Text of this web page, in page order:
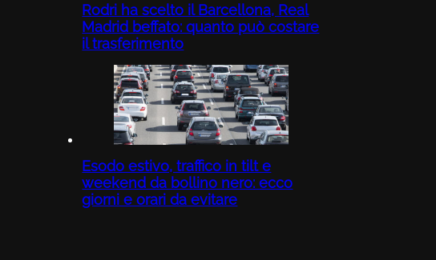
Rodri ha scelto il Barcellona, Real
Madrid beffato: quanto può costare
il trasferimento
Esodo estivo, traffico in tilt e
weekend da bollino nero: ecco
giorni e orari da evitare